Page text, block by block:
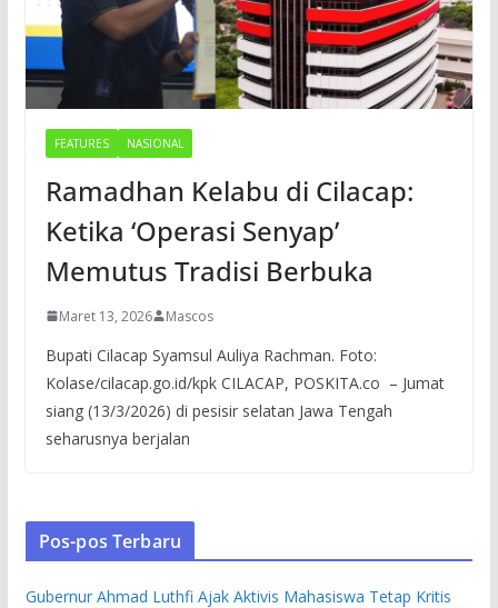
FEATURES NASIONAL
Ramadhan Kelabu di Cilacap:
Ketika ‘Operasi Senyap’
Memutus Tradisi Berbuka
Maret 13, 2026 Mascos
Bupati Cilacap Syamsul Auliya Rachman. Foto:
Kolase/cilacap.go.id/kpk CILACAP, POSKITA.co – Jumat
siang (13/3/2026) di pesisir selatan Jawa Tengah
seharusnya berjalan
Pos-pos Terbaru
Gubernur Ahmad Luthfi Ajak Aktivis Mahasiswa Tetap Kritis